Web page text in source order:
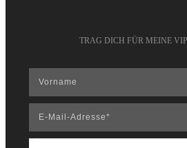
TRAG DICH FÜR MEINE